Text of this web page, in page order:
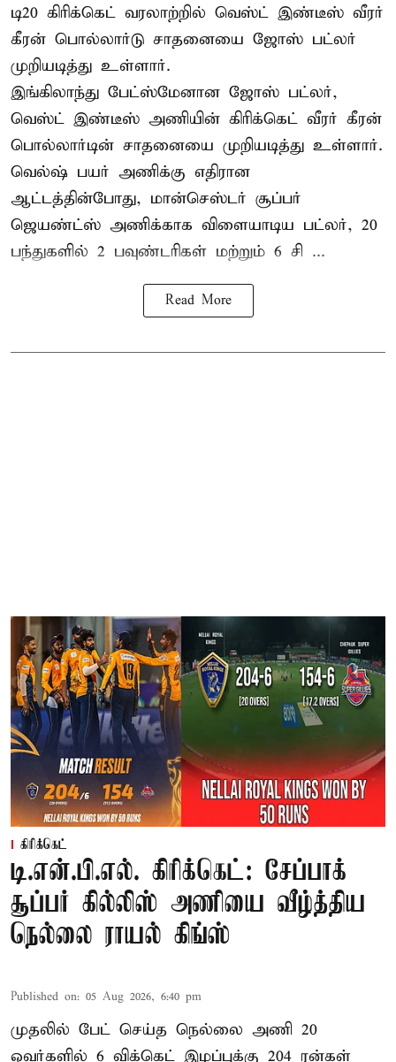
டி20 கிரிக்கெட் வரலாற்றில் வெஸ்ட் இண்டீஸ் வீரர்
கீரன் பொல்லார்டு சாதனையை ஜோஸ் பட்லர்
முறியடித்து உள்ளார்.
இங்கிலாந்து பேட்ஸ்மேனான ஜோஸ் பட்லர்,
வெஸ்ட் இண்டீஸ் அணியின் கிரிக்கெட் வீரர் கீரன்
பொல்லார்டின் சாதனையை முறியடித்து உள்ளார்.
வெல்ஷ் பயர் அணிக்கு எதிரான
ஆட்டத்தின்போது, மான்செஸ்டர் சூப்பர்
ஜெயண்ட்ஸ் அணிக்காக விளையாடிய பட்லர், 20
பந்துகளில் 2 பவுண்டரிகள் மற்றும் 6 சி ...
Read More
கிரிக்கெட்
டி.என்.பி.எல். கிரிக்கெட்: சேப்பாக்
சூப்பர் கில்லிஸ் அணியை வீழ்த்திய
நெல்லை ராயல் கிங்ஸ்
Published on: 05 Aug 2026, 6:40 pm
முதலில் பேட் செய்த நெல்லை அணி 20
ஓவர்களில் 6 விக்கெட் இழப்புக்கு 204 ரன்கள்